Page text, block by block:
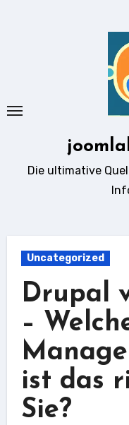
Die ultimative
Uncategorized
Drupal
–
ist das
Sie?